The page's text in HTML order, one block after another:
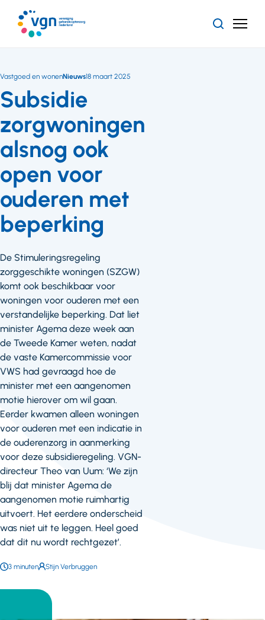
naar
hoofdinhoud
ZoekenMenu
Subsidie
zorgwoningen
alsnog ook
open voor
ouderen met
beperking
Vastgoed en wonenNieuws18 maart 2025
De Stimuleringsregeling
zorggeschikte woningen (SZGW)
komt ook beschikbaar voor
woningen voor ouderen met een
verstandelijke beperking. Dat liet
minister Agema deze week aan
de Tweede Kamer weten, nadat
de vaste Kamercommissie voor
VWS had gevraagd hoe de
minister met een aangenomen
motie hierover om wil gaan.
Eerder kwamen alleen woningen
voor ouderen met een indicatie in
de ouderenzorg in aanmerking
voor deze subsidieregeling. VGN-
directeur Theo van Uum: ‘We zijn
blij dat minister Agema de
aangenomen motie ruimhartig
uitvoert. Het eerdere onderscheid
was niet uit te leggen. Heel goed
dat dit nu wordt rechtgezet’.
Leestijd:
3 minuten Auteur:
Stijn Verbruggen